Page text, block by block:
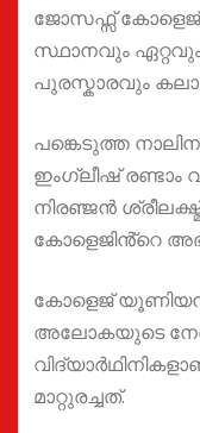
ജോസഫ്സ്
സ്ഥാനവും ഏറ്റവും
പുരസ്കാരവും
പങ്കെടുത്ത
ഇംഗ്ലീഷ് രണ്ടാം
നിരഞ്ജൻ
കോളെജിൻ്റെ
കോളെജ്
അലോകയുടെ
മാറ്റുരച്ചത്.